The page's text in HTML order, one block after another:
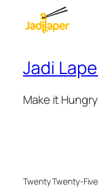
Jadi
Make it Hungry
Twenty Twenty-Five